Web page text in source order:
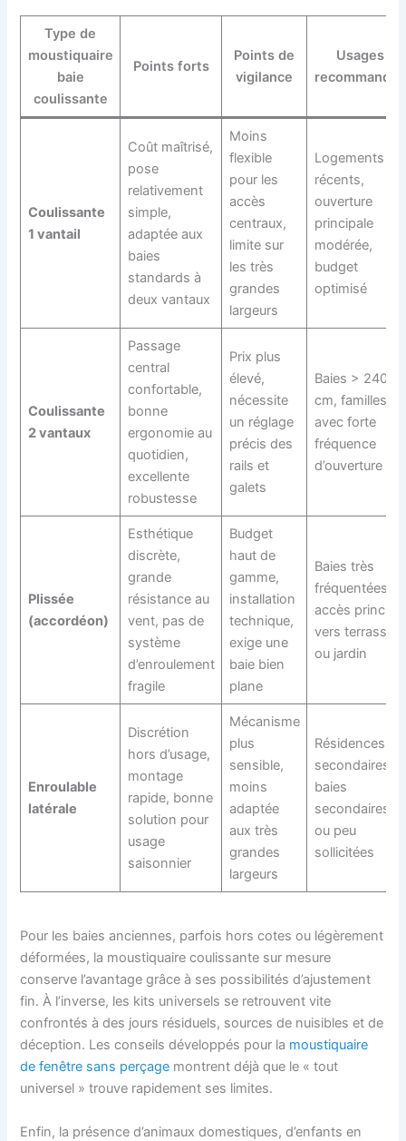
Type de
moustiquaire
baie
coulissante
Points forts
Points de
vigilance
Usages
recommandés
Coulissante
1 vantail
Coût maîtrisé,
pose
relativement
simple,
adaptée aux
baies
standards à
deux vantaux
Moins
flexible
pour les
accès
centraux,
limite sur
les très
grandes
largeurs
Logements
récents,
ouverture
principale
modérée,
budget
optimisé
Coulissante
2 vantaux
Passage
central
confortable,
bonne
ergonomie au
quotidien,
excellente
robustesse
Prix plus
élevé,
nécessite
un réglage
précis des
rails et
galets
Baies > 240
cm, familles
avec forte
fréquence
d’ouverture
Plissée
(accordéon)
Esthétique
discrète,
grande
résistance au
vent, pas de
système
d’enroulement
fragile
Budget
haut de
gamme,
installation
technique,
exige une
baie bien
plane
Baies très
fréquentées,
accès principal
vers terrasse
ou jardin
Enroulable
latérale
Discrétion
hors d’usage,
montage
rapide, bonne
solution pour
usage
saisonnier
Mécanisme
plus
sensible,
moins
adaptée
aux très
grandes
largeurs
Résidences
secondaires,
baies
secondaires
ou peu
sollicitées
Pour les baies anciennes, parfois hors cotes ou légèrement
déformées, la moustiquaire coulissante sur mesure
conserve l’avantage grâce à ses possibilités d’ajustement
fin. À l’inverse, les kits universels se retrouvent vite
confrontés à des jours résiduels, sources de nuisibles et de
déception. Les conseils développés pour la moustiquaire
de fenêtre sans perçage montrent déjà que le « tout
universel » trouve rapidement ses limites.
Enfin, la présence d’animaux domestiques, d’enfants en